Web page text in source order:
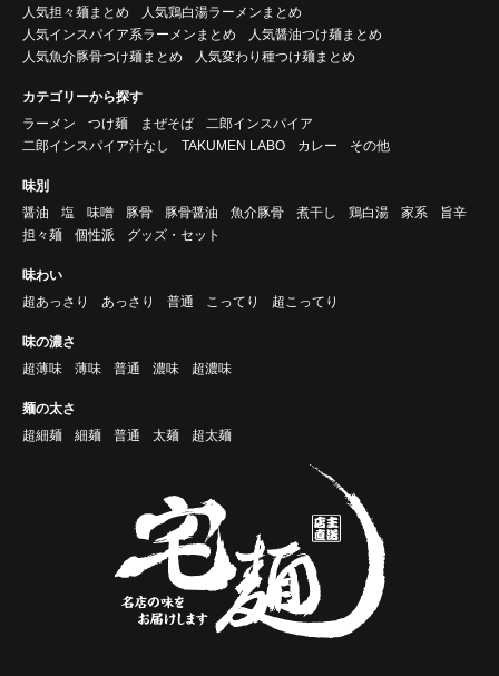
人気担々麺まとめ
人気鶏白湯ラーメンまとめ
人気インスパイア系ラーメンまとめ
人気醤油つけ麺まとめ
人気魚介豚骨つけ麺まとめ
人気変わり種つけ麺まとめ
カテゴリーから探す
ラーメン
つけ麺 まぜそば
二郎インスパイア
二郎インスパイア汁なし
TAKUMEN LABO カレー その他
味別
醤油
塩 味噌 豚骨 豚骨醤油 魚介豚骨 煮干し 鶏白湯 家系
旨辛
担々麺
個性派 グッズ・セット
味わい
超あっさり
あっさり 普通 こってり 超こってり
味の濃さ
超薄味
薄味 普通 濃味 超濃味
麺の太さ
超細麺
細麺 普通 太麺 超太麺